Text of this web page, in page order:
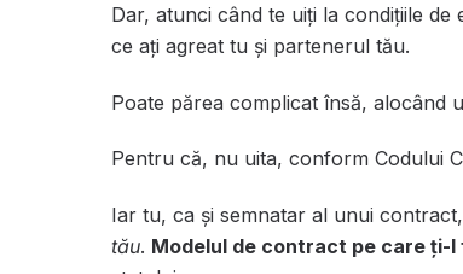
Dar, atunci când te uiți la condițiile
ce ați agreat tu și partenerul tău.
Poate părea complicat însă, alocând
Pentru că, nu uita, conform Codului
Iar tu, ca și semnatar al unui
tău. Modelul de contract pe care ți-